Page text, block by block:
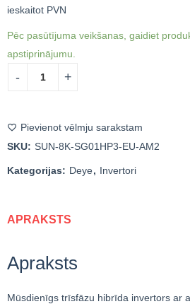
ieskaitot PVN
Pēc pasūtījuma veikšanas, gaidiet
apstiprinājumu.
Pievienot vēlmju sarakstam
SKU: SUN-8K-SG01HP3-EU-AM2
Kategorijas: Deye, Invertori
APRAKSTS
Apraksts
Mūsdienīgs trīsfāzu hibrīda invertors ar